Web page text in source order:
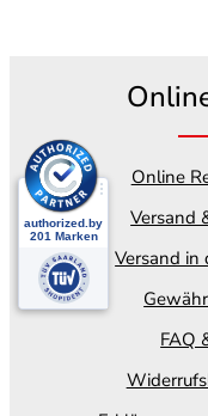
Online
Versand
Versand in
FAQ